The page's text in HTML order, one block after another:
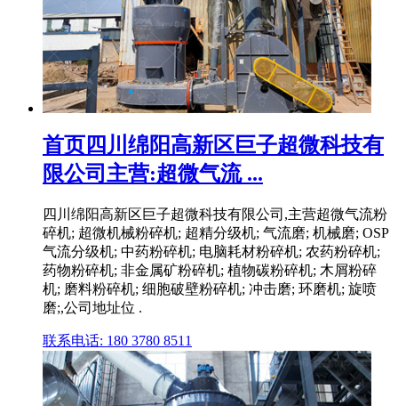
首页四川绵阳高新区巨子超微科技有
限公司主营:超微气流 ...
四川绵阳高新区巨子超微科技有限公司,主营超微气流粉
碎机; 超微机械粉碎机; 超精分级机; 气流磨; 机械磨; OSP
气流分级机; 中药粉碎机; 电脑耗材粉碎机; 农药粉碎机;
药物粉碎机; 非金属矿粉碎机; 植物碳粉碎机; 木屑粉碎
机; 磨料粉碎机; 细胞破壁粉碎机; 冲击磨; 环磨机; 旋喷
磨;,公司地址位 .
联系电话: 180 3780 8511